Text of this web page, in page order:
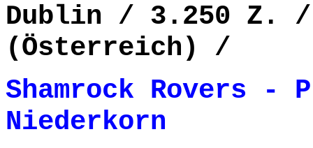
Dublin / 3.250 Z. /
(Österreich) /
Shamrock Rovers -
Niederkorn